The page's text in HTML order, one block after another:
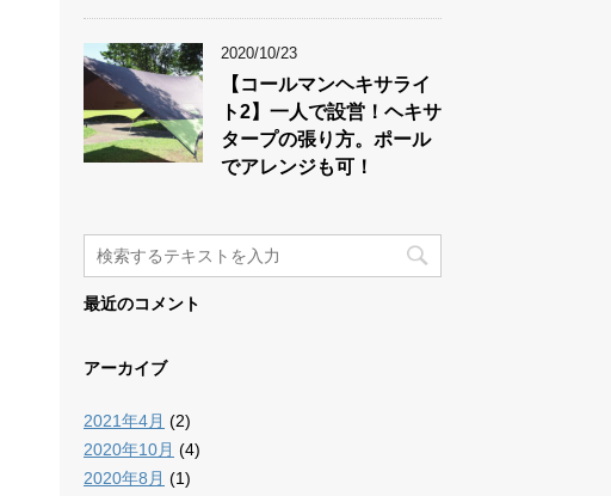
2020/10/23
【コールマンヘキサライ
ト2】一人で設営！ヘキサ
タープの張り方。ポール
でアレンジも可！
最近のコメント
アーカイブ
2021年4月 (2)
2020年10月 (4)
2020年8月 (1)